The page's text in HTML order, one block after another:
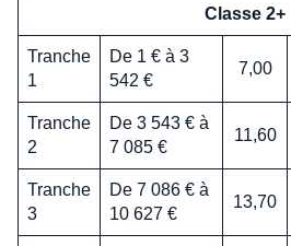
Classe 2+
Tranche
1
De 1 € à 3
542 €
7,00
Tranche
2
De 3 543 € à
7 085 €
11,60
Tranche
3
De 7 086 € à
10 627 €
13,70